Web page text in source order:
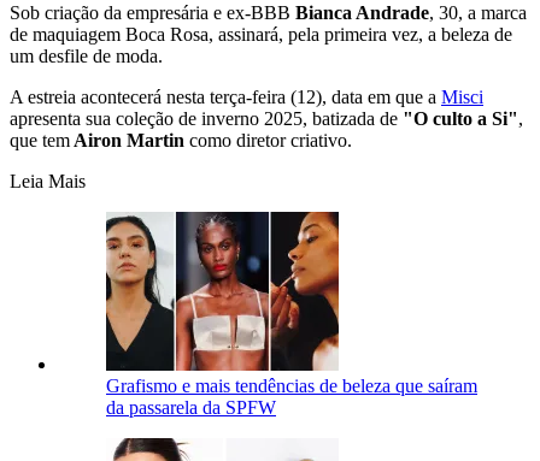
Sob criação da empresária e ex-BBB Bianca Andrade, 30, a marca
de maquiagem Boca Rosa, assinará, pela primeira vez, a beleza de
um desfile de moda.
A estreia acontecerá nesta terça-feira (12), data em que a Misci
apresenta sua coleção de inverno 2025, batizada de "O culto a Si",
que tem Airon Martin como diretor criativo.
Leia Mais
Grafismo e mais tendências de beleza que saíram
da passarela da SPFW